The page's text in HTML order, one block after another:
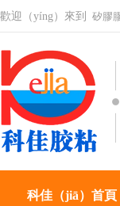
歡迎（yíng）來到 矽膠
科佳（jiā）首頁